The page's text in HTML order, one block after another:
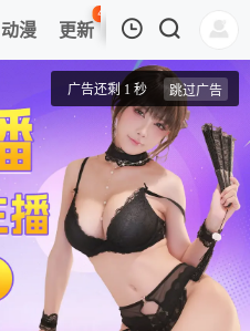
动漫 更新
42
热榜 APP
第01集